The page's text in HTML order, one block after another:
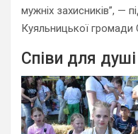
мужніх захисників”, —
Куяльницької
Співи для душі